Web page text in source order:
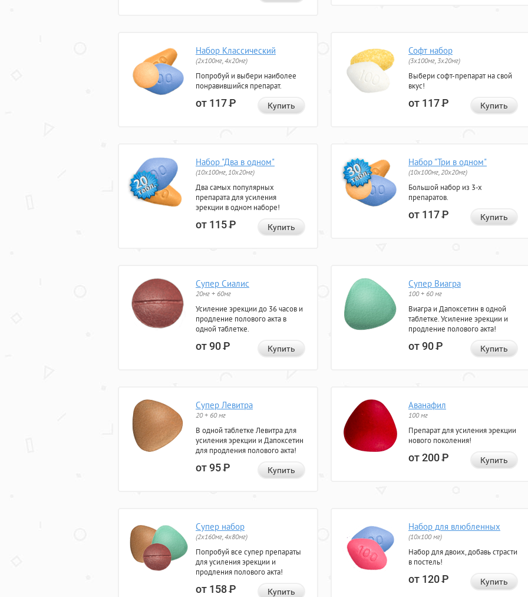
Набор Классический
(2x100мг, 4x20мг)
Попробуй и выбери наиболее
понравившийся препарат.
от 117Р Купить
Софт набор
(3x100мг, 3x20мг)
Выбери софт-препарат на свой
вкус!
от 117Р Купить
Набор "Два в одном"
(10x100мг, 10x20мг)
Два самых популярных
препарата для усиления
эрекции в одном наборе!
от 115Р Купить
Набор "Три в одном"
(10x100мг, 20x20мг)
Большой набор из 3-х
препаратов.
от 117Р Купить
Супер Сиалис
20мг + 60мг
Усиление эрекции до 36 часов и
продление полового акта в
одной таблетке.
от 90Р Купить
Супер Виагра
100 + 60 мг
Виагра и Дапоксетин в одной
таблетке. Усиление эрекции и
продление полового акта!
от 90Р Купить
Супер Левитра
20 + 60 мг
В одной таблетке Левитра для
усиления эрекции и Дапоксетин
для продления полового акта!
от 95Р Купить
Аванафил
100 мг
Препарат для усиления эрекции
нового поколения!
от 200Р Купить
Супер набор
(2х160мг, 4х80мг)
Попробуй все супер препараты
для усиления эрекции и
продления полового акта!
от 158Р Купить
Набор для влюбленных
(10х100 мг)
Набор для двоих, добавь страсти
в постель!
от 120Р Купить